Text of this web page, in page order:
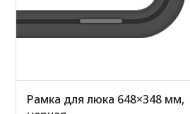
Рамка для люка 648×348 мм,